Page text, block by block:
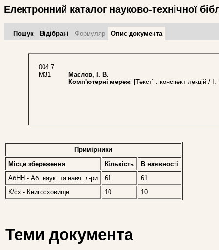
Електронний каталог науково-технічної
Пошук Відібрані Формуляр Опис документа
004.7
М31
Маслов, І. В.
Комп'ютерні мережі [Текст] : конспект лекцій /
Примірники
Місце збереження
Кількість
В наявностi
АбНН - Аб. наук. та навч. л-ри
61
61
К/сх - Книгосховище
10 10
Теми документа